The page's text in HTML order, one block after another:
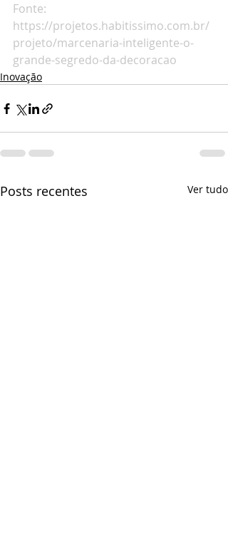
Fonte:
https://projetos.habitissimo.com.br/
projeto/marcenaria-inteligente-o-
grande-segredo-da-decoracao
Inovação
Posts recentes Ver tudo